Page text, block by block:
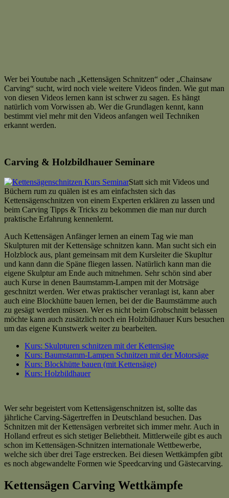
Wer bei Youtube nach „Kettensägen Schnitzen“ oder „Chainsaw
Carving“ sucht, wird noch viele weitere Videos finden. Wie gut man
von diesen Videos lernen kann ist schwer zu sagen. Es hängt
natürlich vom Vorwissen ab. Wer die Grundlagen kennt, kann
bestimmt viel mehr mit den Videos anfangen weil Techniken
erkannt werden.
Carving & Holzbildhauer Seminare
Statt sich mit Videos und
Büchern rum zu quälen ist es am einfachsten sich das
Kettensägenschnitzen von einem Experten erklären zu lassen und
beim Carving Tipps & Tricks zu bekommen die man nur durch
praktische Erfahrung kennenlernt.
Auch Kettensägen Anfänger lernen an einem Tag wie man
Skulpturen mit der Kettensäge schnitzen kann. Man sucht sich ein
Holzblock aus, plant gemeinsam mit dem Kursleiter die Skupltur
und kann dann die Späne fliegen lassen. Natürlich kann man die
eigene Skulptur am Ende auch mitnehmen. Sehr schön sind aber
auch Kurse in denen Baumstamm-Lampen mit der Motrsäge
geschnitzt werden. Wer etwas praktischer veranlagt ist, kann aber
auch eine Blockhütte bauen lernen, bei der die Baumstämme auch
zu gesägt werden müssen. Wer es nicht beim Grobschnitt belassen
möchte kann auch zusätzlich noch ein Holzbildhauer Kurs besuchen
um das eigene Kunstwerk weiter zu bearbeiten.
Kurs: Skulpturen schnitzen mit der Kettensäge
Kurs: Baumstamm-Lampen Schnitzen mit der Motorsäge
Kurs: Blockhütte bauen (mit Kettensäge)
Kurs: Holzbildhauer
Wer sehr begeistert vom Kettensägenschnitzen ist, sollte das
jährliche Carving-Sägertreffen in Deutschland besuchen. Das
Schnitzen mit der Kettensägen verbreitet sich immer mehr. Auch in
Holland erfreut es sich stetiger Beliebtheit. Mittlerweile gibt es auch
schon im Kettensägen-Schnitzen internationale Wettbewerbe,
welche sich über drei Tage erstrecken. Bei diesen Wettkämpfen gibt
es noch abgewandelte Formen wie Speedcarving und Gästecarving.
Kettensägen Carving Wettkämpfe